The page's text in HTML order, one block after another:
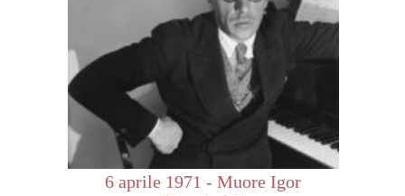
6 aprile 1971 - Muore Igor